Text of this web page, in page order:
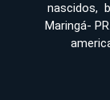
nascidos,
Maringá-